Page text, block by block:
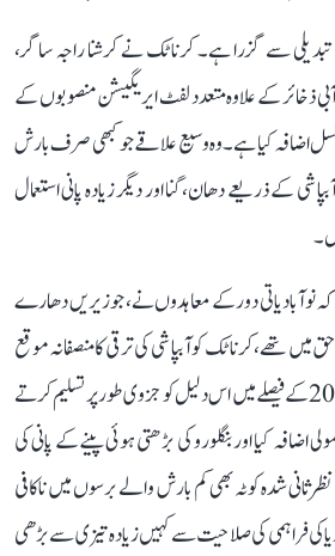
سے گزرا ہے۔ کرناٹک نے کرشنا راجہ ساگر،
آبی ذخائر کے علاوہ متعدد لفٹ ایریگیشن منصوبوں کے
اضافہ کیا ہے۔ وہ وسیع علاقے جو کبھی صرف بارش
کے ذریعے دھان، گنا اور دیگر زیادہ پانی استعمال
نوآبادیاتی دور کے معاہدوں نے، جو زیریں دھارے
تھے، کرناٹک کو آبپاشی کی ترقی کا منصفانہ موقع
نہیں دیا۔ سپریم کورٹ نے 2018 کے فیصلے میں اس دلیل کو جزوی طور پر تسلیم کرتے
کیا اور بنگلورو کی بڑھتی ہوئی پینے کے پانی کی
شدہ کوٹہ بھی کم بارش والے برسوں میں ناکافی
کی فراہمی کی صلاحیت سے کہیں زیادہ تیزی سے بڑھی